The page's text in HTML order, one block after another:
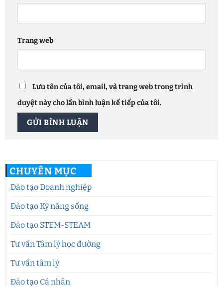
CHUYÊN MỤC
Đào tạo Doanh nghiệp
Đào tạo Kỹ năng sống
Đào tạo STEM-STEAM
Tư vấn Tâm lý học đường
Tư vấn tâm lý
Đào tạo Cá nhân
Trang web
Lưu tên của tôi, email, và trang web trong trình
duyệt này cho lần bình luận kế tiếp của tôi.